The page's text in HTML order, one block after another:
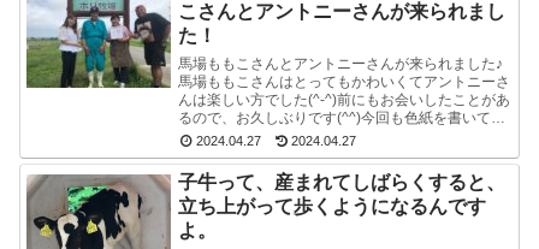
こさんとアントニーさんが来られまし
た！
馬場ももこさんとアントニーさんが来られました♪
馬場ももこさんはとってもかわいくてアントニーさ
んは楽しい方でした(^-^)前にもお会いしたことがあ
るので、お久しぶりです(^^)今回も色紙を書いて戴
いたので、夢ミルク館に来られた時には、ぜひ、
ご...
2024.04.27 2024.04.27
子牛って、産まれてしばらくすると、
立ち上がって歩くようになるんです
よ。